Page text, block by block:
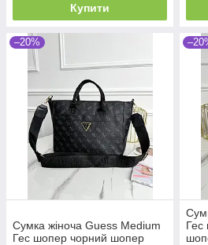
Купити
–20%
Сумка жіноча Guess Medium
Гес шопер чорний шопер
Гес